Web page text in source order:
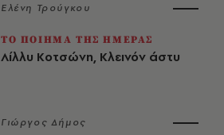
Ελένη Τρούγκου
ΤΟ ΠΟΙΗΜΑ ΤΗΣ ΗΜΕΡΑΣ
Λίλλυ Κοτσώνη, Κλεινόν άστυ
Γιώργος Δήμος